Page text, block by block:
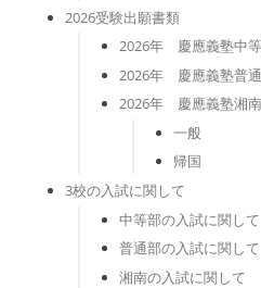
2026受験出願書類
2026年 慶應義塾中
2026年 慶應義塾普
2026年 慶應義塾湘
一般
帰国
3校の入試に関して
中等部の入試に関して
普通部の入試に関して
湘南の入試に関して